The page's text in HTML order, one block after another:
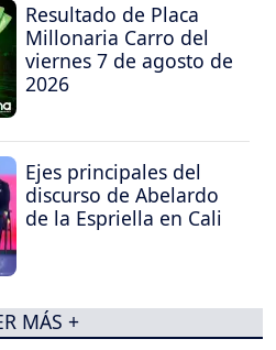
Resultado de Placa
Millonaria Carro del
viernes 7 de agosto de
2026
Ejes principales del
discurso de Abelardo
de la Espriella en Cali
MÁS +